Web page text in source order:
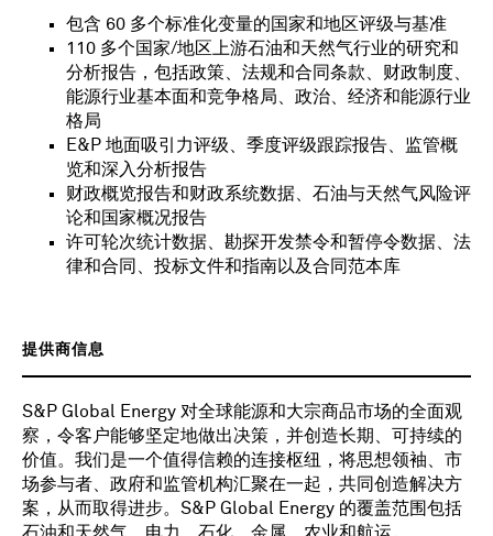
包含 60 多个标准化变量的国家和地区评级与基准
110 多个国家/地区上游石油和天然气行业的研究和
分析报告，包括政策、法规和合同条款、财政制度、
能源行业基本面和竞争格局、政治、经济和能源行业
格局
E&P 地面吸引力评级、季度评级跟踪报告、监管概
览和深入分析报告
财政概览报告和财政系统数据、石油与天然气风险评
论和国家概况报告
许可轮次统计数据、勘探开发禁令和暂停令数据、法
律和合同、投标文件和指南以及合同范本库
提供商信息
S&P Global Energy 对全球能源和大宗商品市场的全面观
察，令客户能够坚定地做出决策，并创造长期、可持续的
价值。我们是一个值得信赖的连接枢纽，将思想领袖、市
场参与者、政府和监管机构汇聚在一起，共同创造解决方
案，从而取得进步。S&P Global Energy 的覆盖范围包括